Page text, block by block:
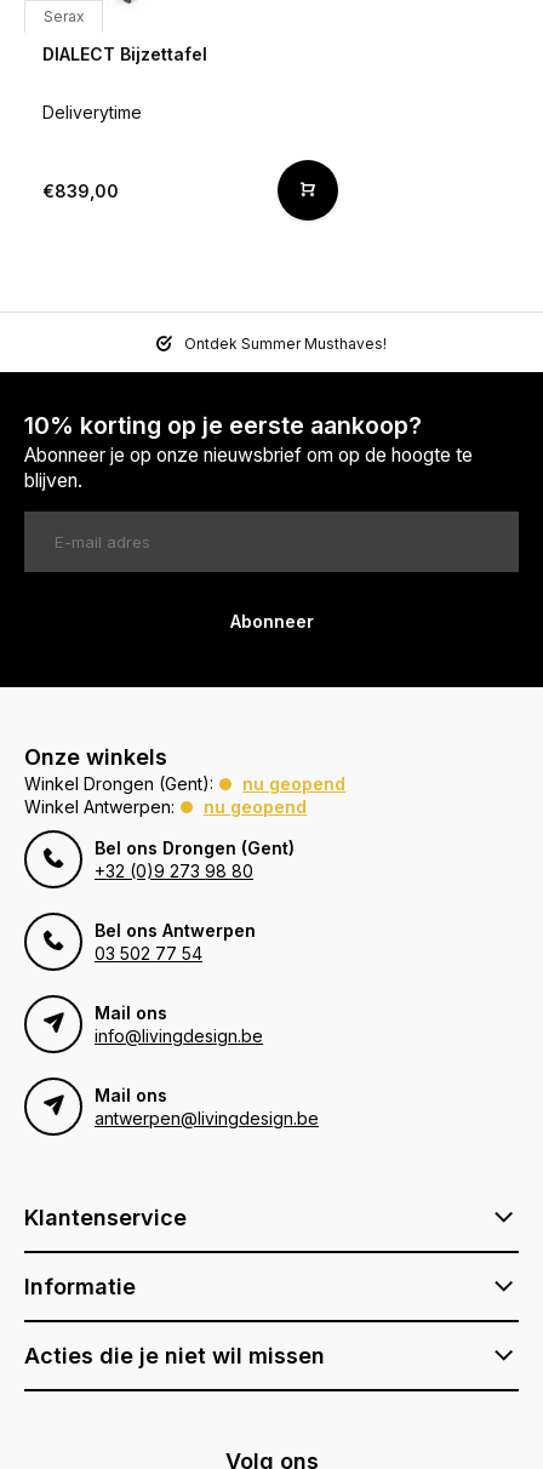
Serax
DIALECT Bijzettafel
Deliverytime
€839,00
Ontdek Summer Musthaves!
10% korting op je eerste aankoop?
Abonneer je op onze nieuwsbrief om op de hoogte te
blijven.
Abonneer
Onze winkels
Winkel Drongen (Gent):
nu geopend
Winkel Antwerpen:
nu geopend
Bel ons Drongen (Gent)
+32 (0)9 273 98 80
Bel ons Antwerpen
03 502 77 54
Mail ons
info@livingdesign.be
Mail ons
antwerpen@livingdesign.be
Klantenservice
Informatie
Acties die je niet wil missen
Volg ons